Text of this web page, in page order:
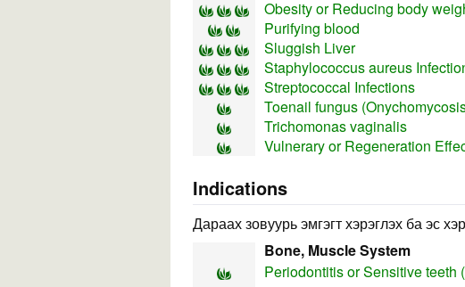
Obesity or Reducing body
Purifying blood
Sluggish Liver
Staphylococcus aureus
Streptococcal Infections
Toenail fungus
Trichomonas vaginalis
Vulnerary or Regeneration
Indications
Дараах зовуурь эмгэгт хэрэглэх ба эс
Bone, Muscle System
Periodontitis or Sensitive teeth